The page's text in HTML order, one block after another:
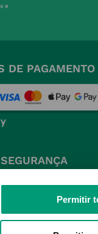
Permitir
e
DE PAGAMENTO